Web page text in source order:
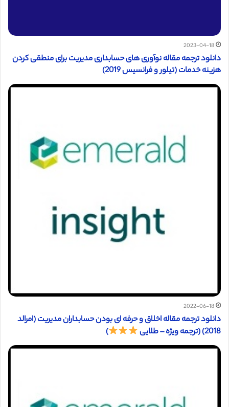
2023-04-18
دانلود ترجمه مقاله نوآوری های حسابداری مدیریت برای منطقی کردن
هزینه خدمات (تیلور و فرانسیس 2019)
2022-06-18
دانلود ترجمه مقاله اخلاق و حرفه ای بودن حسابداران مدیریت (امرالد
2018) (ترجمه ویژه – طلایی
)